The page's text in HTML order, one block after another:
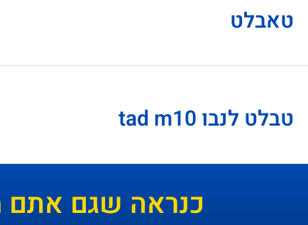
טאבלט
טבלט לנבו tad m10
כנראה שגם אתם